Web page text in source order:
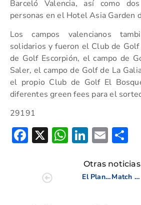
Barceló Valencia, así como
personas en el Hotel Asia Garden
Los campos valencianos
solidarios y fueron el Club de
de Golf Escorpión, el campo de
Saler, el campo de Golf de La
el propio Club de Golf El
diferentes green fees para el
29191
Facebook
X WhatsApp
LinkedIn
Email
Otras noticias
El Plantío acoge a cerca de un centenar de jugadores en el XVII Trofeo Juvenil de la Comunidad Valenciana
Match Point en el Castelló Masters: Boris Becker y Rafa Nadal con Sergio García